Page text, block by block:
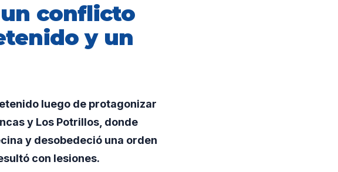
conflicto
y un
luego de protagonizar
y Los Potrillos, donde
y desobedeció una orden
con lesiones.